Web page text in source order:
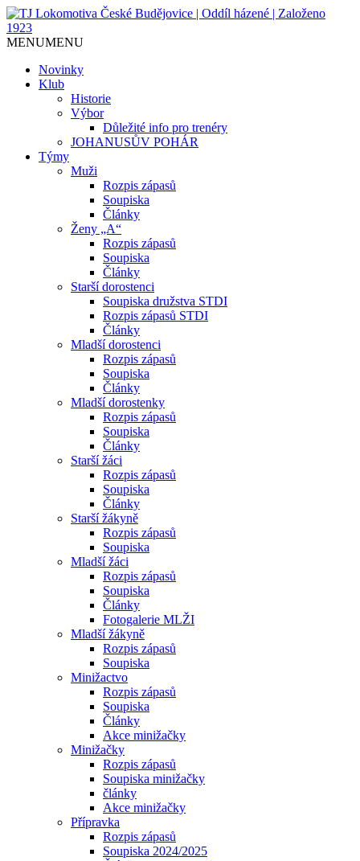
TJ Lokomotiva České
Budějovice | Oddíl házené |
Založeno 1923
Jediný házenkářský klub v Českých
MENUMENU
Novinky
Klub
Historie
Výbor
Důležité info pro trenéry
JOHANUSŮV POHÁR
Týmy
Muži
Rozpis zápasů
Soupiska
Články
Ženy „A“
Rozpis zápasů
Soupiska
Články
Starší dorostenci
Soupiska družstva STDI
Rozpis zápasů STDI
Články
Mladší dorostenci
Rozpis zápasů
Soupiska
Články
Mladší dorostenky
Rozpis zápasů
Soupiska
Články
Starší žáci
Rozpis zápasů
Soupiska
Články
Starší žákyně
Rozpis zápasů
Soupiska
Mladší žáci
Rozpis zápasů
Soupiska
Články
Fotogalerie MLŽI
Mladší žákyně
Rozpis zápasů
Soupiska
Minižactvo
Rozpis zápasů
Soupiska
Články
Akce minižačky
Minižačky
Rozpis zápasů
Soupiska minižačky
články
Akce minižačky
Přípravka
Rozpis zápasů
Soupiska 2024/2025